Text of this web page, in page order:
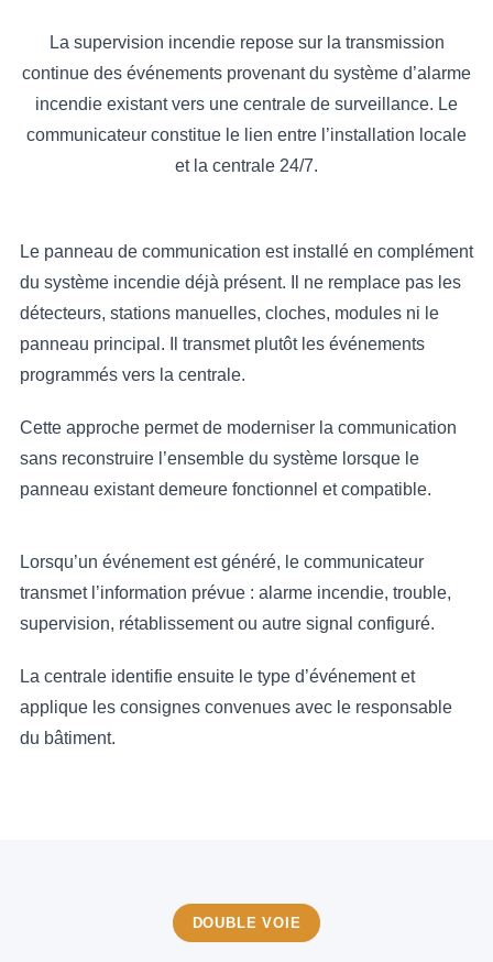
La supervision incendie repose sur la transmission
continue des événements provenant du système d’alarme
incendie existant vers une centrale de surveillance. Le
communicateur constitue le lien entre l’installation locale
et la centrale 24/7.
Le panneau de communication est installé en complément
du système incendie déjà présent. Il ne remplace pas les
détecteurs, stations manuelles, cloches, modules ni le
panneau principal. Il transmet plutôt les événements
programmés vers la centrale.
Cette approche permet de moderniser la communication
sans reconstruire l’ensemble du système lorsque le
panneau existant demeure fonctionnel et compatible.
Lorsqu’un événement est généré, le communicateur
transmet l’information prévue : alarme incendie, trouble,
supervision, rétablissement ou autre signal configuré.
La centrale identifie ensuite le type d’événement et
applique les consignes convenues avec le responsable
du bâtiment.
DOUBLE VOIE